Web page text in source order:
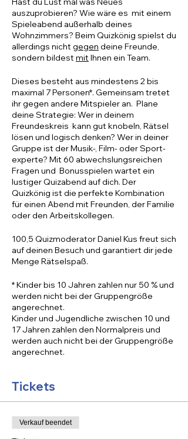
auszuprobieren? Wie wäre es mit einem
Spieleabend außerhalb deines
Wohnzimmers? Beim Quizkönig spielst du
allerdings nicht gegen deine Freunde,
sondern bildest mit Ihnen ein Team.
Dieses besteht aus mindestens 2 bis
maximal 7 Personen*. Gemeinsam tretet
ihr gegen andere Mitspieler an. Plane
deine Strategie: Wer in deinem
Freundeskreis kann gut knobeln, Rätsel
lösen und logisch denken? Wer in deiner
Gruppe ist der Musik-, Film- oder Sport-
experte? Mit 60 abwechslungsreichen
Fragen und Bonusspielen wartet ein
lustiger Quizabend auf dich. Der
Quizkönig ist die perfekte Kombination
für einen Abend mit Freunden, der Familie
oder den Arbeitskollegen.
100,5 Quizmoderator Daniel Kus freut sich
auf deinen Besuch und garantiert dir jede
Menge Rätselspaß.
* Kinder bis 10 Jahren zahlen nur 50 % und
werden nicht bei der Gruppengröße
angerechnet.
Kinder und Jugendliche zwischen 10 und
17 Jahren zahlen den Normalpreis und
werden auch nicht bei der Gruppengröße
angerechnet.
Tickets
Verkauf beendet